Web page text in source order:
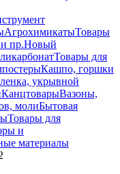
АгрохимикатыТовары
пр.Новый
Товары для
Кашпо, горшки
укрывной
КанцтоварыВазоны,
молиБытовая
Товары для
и
материалы